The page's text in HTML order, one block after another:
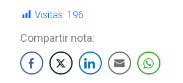
Visitas: 196
Compartir nota: